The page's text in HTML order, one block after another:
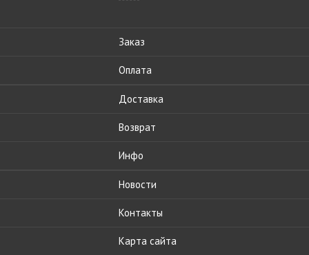
Заказ
Оплата
Доставка
Возврат
Инфо
Новости
Контакты
Карта сайта